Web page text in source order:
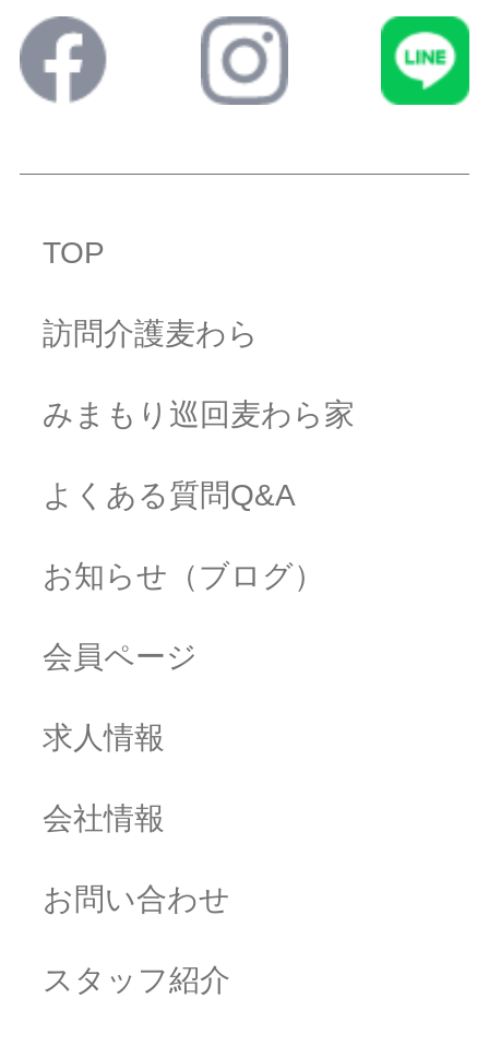
TOP
訪問介護麦わら
みまもり巡回麦わら家
よくある質問Q&A
お知らせ（ブログ）
会員ページ
求人情報
会社情報
お問い合わせ
スタッフ紹介